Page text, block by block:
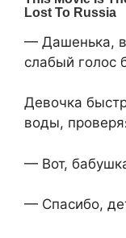
— Дашенька,
слабый голос
Девочка
воды,
— Вот,
— Спасибо,